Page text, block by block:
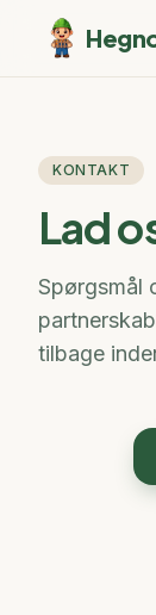
KONTAKT
Lad
Spørgsmål
tilbage